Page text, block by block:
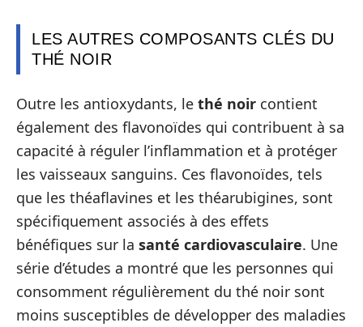
LES AUTRES COMPOSANTS CLÉS DU
THÉ NOIR
Outre les antioxydants, le thé noir contient
également des flavonoïdes qui contribuent à sa
capacité à réguler l’inflammation et à protéger
les vaisseaux sanguins. Ces flavonoïdes, tels
que les théaflavines et les théarubigines, sont
spécifiquement associés à des effets
bénéfiques sur la santé cardiovasculaire. Une
série d’études a montré que les personnes qui
consomment régulièrement du thé noir sont
moins susceptibles de développer des maladies